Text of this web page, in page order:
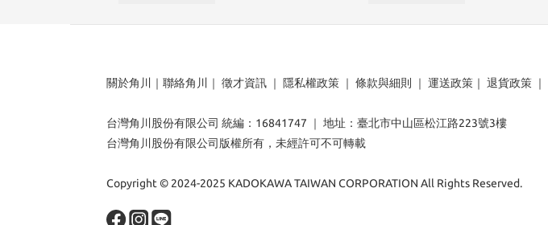
關於角川 ｜ 聯絡角川 ｜ 徵才資訊 ｜ 隱私權政策 ｜ 條款與細則 ｜ 運送政策 ｜ 退貨政策 ｜
台灣角川股份有限公司 統編：16841747 ｜ 地址：臺北市中山區松江路223號3樓
台灣角川股份有限公司版權所有，未經許可不可轉載
Copyright © 2024-2025 KADOKAWA TAIWAN CORPORATION All Rights Reserved.